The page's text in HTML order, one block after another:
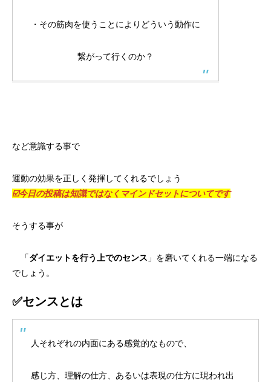
・その筋肉を使うことによりどういう動作に
繋がって行くのか？
など意識する事で
運動の効果を正しく発揮してくれるでしょう
☑️今日の投稿は知識ではなくマインドセットについてです
そうする事が
「ダイエットを行う上でのセンス 」を磨いてくれる一端になる
でしょう。
✅センスとは
人それぞれの内面にある感覚的なもので、
感じ方、理解の仕方、あるいは表現の仕方に現われ出